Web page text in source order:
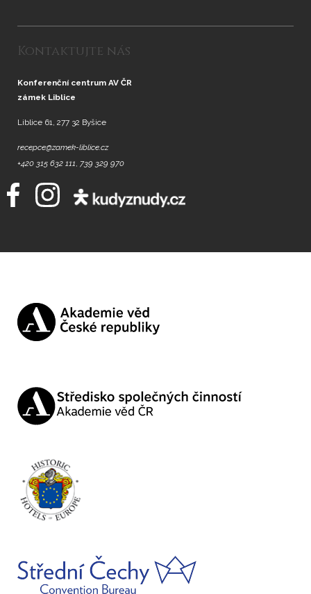
Kontaktujte nás
Konferenční centrum AV ČR
zámek Liblice
Liblice 61, 277 32 Byšice
recepce@zamek-liblice.cz
+420 315 632 111, 739 329 970